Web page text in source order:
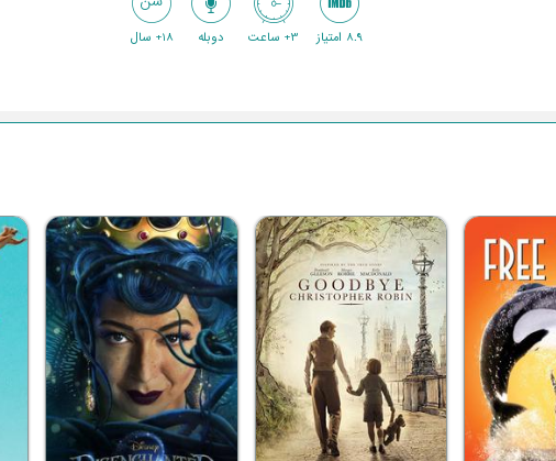
8.9 امتیاز 3+ ساعت دوبله 18+ سال